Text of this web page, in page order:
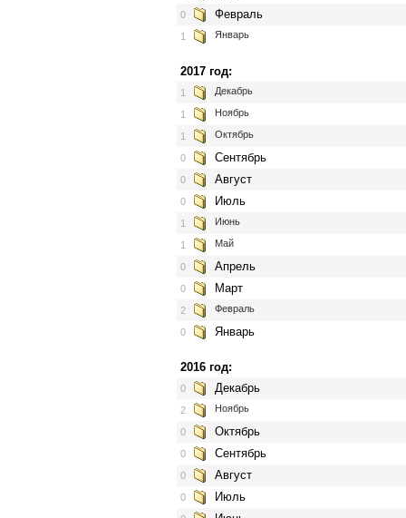
0 Февраль
1 Январь
2017 год:
1 Декабрь
1 Ноябрь
1 Октябрь
0 Сентябрь
0 Август
0 Июль
1 Июнь
1 Май
0 Апрель
0 Март
2 Февраль
0 Январь
2016 год:
0 Декабрь
2 Ноябрь
0 Октябрь
0 Сентябрь
0 Август
0 Июль